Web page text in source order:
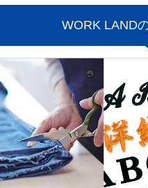
WORK LAND